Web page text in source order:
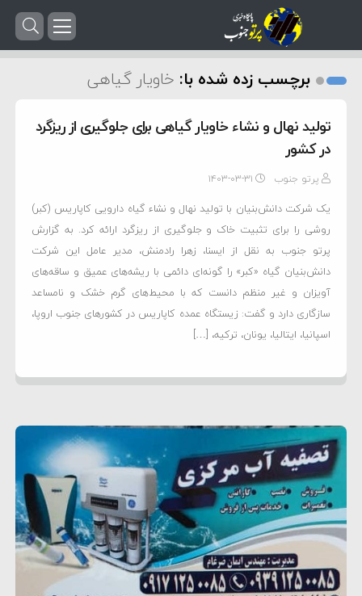
برچسب زده شده با: خاویار گیاهی
تولید نهال و نشاء خاویار گیاهی برای جلوگیری از ریزگرد
در کشور
پرتو جنوب ۱۴۰۳-۰۳-۳۱
یک شرکت دانش‌بنیان با تولید نهال و نشاء گیاه دارویی کاپاریس (کبر)
روشی را برای تثبیت خاک و جلوگیری از ریزگرد ارائه کرد. به گزارش
پرتو جنوب به نقل از ایسنا، زهرا رادمنش، مدیر عامل این شرکت
دانش‌بنیان گیاه «کبر» را گونه‌ای دائمی با ریشه‌های عمیق و ساقه‌های
آویزان و غیر منظم دانست که با محیط‌های گرم خشک و نامساعد
سازگاری دارد و گفت: زیستگاه‌ عمده کاپاریس در کشورهای جنوب اروپا،
اسپانیا، ایتالیا، یونان، ترکیه، […]